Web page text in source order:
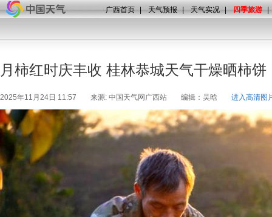
广西首页 | 天气预报 | 天气实况 | 四季旅游 |
月柿红时庆丰收 桂林恭城天气干燥晒柿饼
2025年11月24日 11:57 来源: 中国天气网广西站 编辑：吴晗 进入高清图